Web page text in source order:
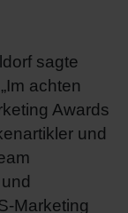
sagte
achten
Awards
und
Marketing